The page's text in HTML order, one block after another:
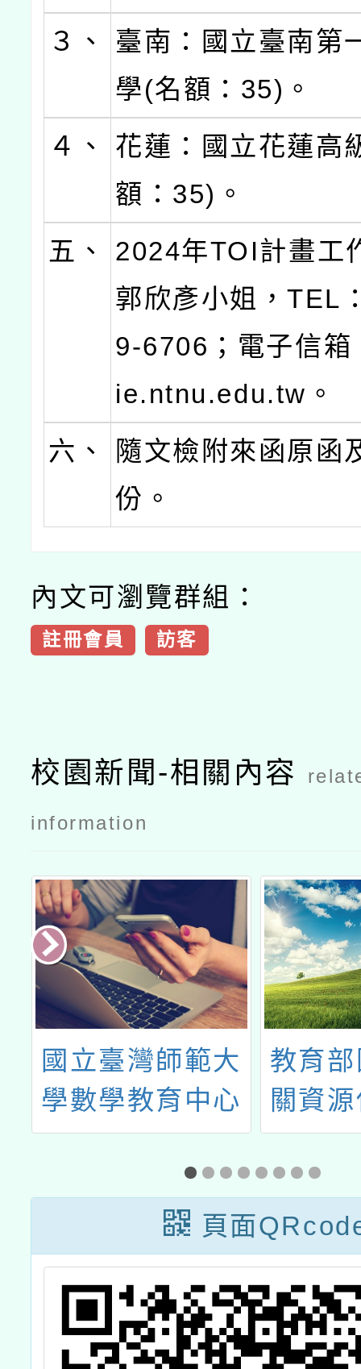
３、
臺南：國立臺南第
學(名額：35)。
４、
花蓮：國立花蓮高
額：35)。
五、
2024年TOI計畫工
郭欣彥小姐，TEL
9-6706；電子信
ie.ntnu.edu.tw。
六、
隨文檢附來函原函
份。
內文可瀏覽群組：
註冊會員 訪客
校園新聞-相關內容
information
國立臺灣師範大
學數學教育中心
執行，教育部國
民及學前教育署
補助之「體驗式
數學學習：提升
創造力與興趣的
跨領域計畫」
教育
關資
頁面